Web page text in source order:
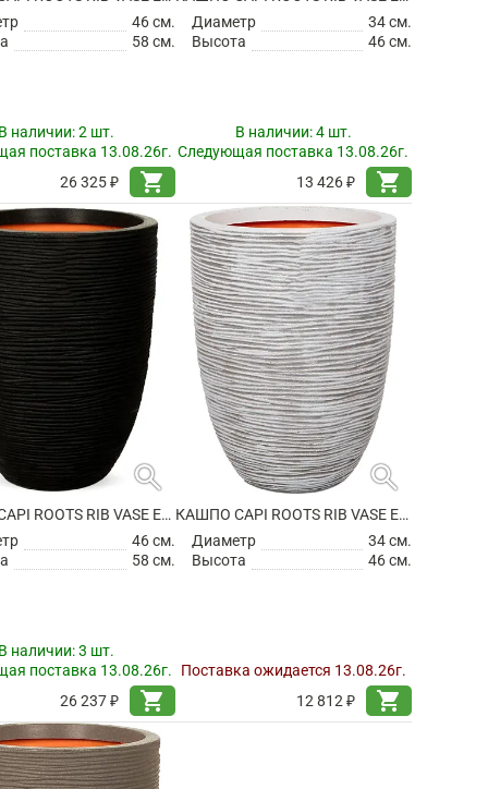
46 см.
58 см.
наличии:2 шт.
поставка 13.08.26г.
26 325 ₽
shopping_cart
Диаметр
34 см.
Высота
46 см.
В наличии:4 шт.
Следующая поставка 13.08.26г.
13 426 ₽
shopping_cart
search
КАШПО CAPI ROOTS RIB VASE ELEGANT LOW BLACK
46 см.
58 см.
наличии:3 шт.
поставка 13.08.26г.
26 237 ₽
shopping_cart
search
КАШПО CAPI ROOTS RIB VASE ELEGANT LOW IVORY
Диаметр
34 см.
Высота
46 см.
Поставка ожидается 13.08.26г.
12 812 ₽
shopping_cart